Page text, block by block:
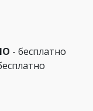
- бесплатно